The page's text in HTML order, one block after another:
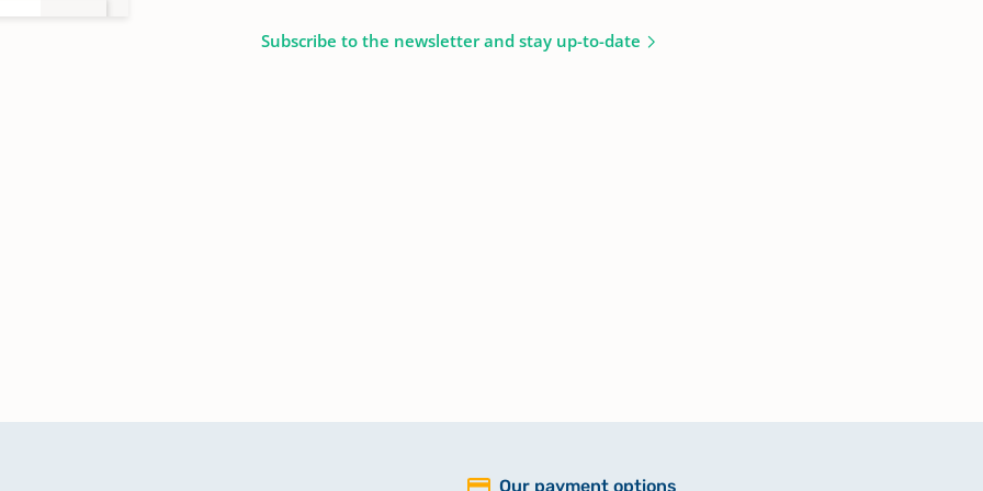
Subscribe to the newsletter and stay up-to-date
Our payment options